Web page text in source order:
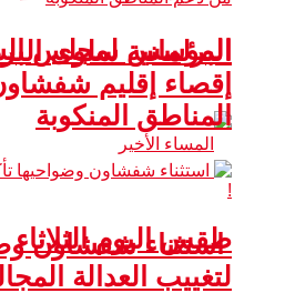
المؤسس لمجلس
طقس اليوم الثلاثاء
البرلمانية سلوى
إقصاء إقليم
المناطق المنكوبة
استثناء شفشاون
لتغييب العدالة